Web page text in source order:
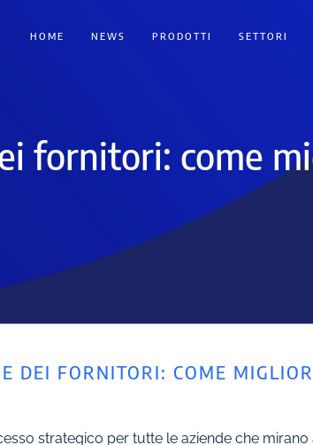
HOME NEWS PRODOTTI SETTORI
fornitori: come
DEI FORNITORI: COME
strategico per tutte le aziende che